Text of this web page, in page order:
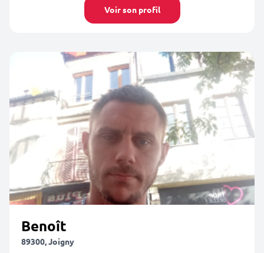
Voir son profil
Benoît
89300, Joigny